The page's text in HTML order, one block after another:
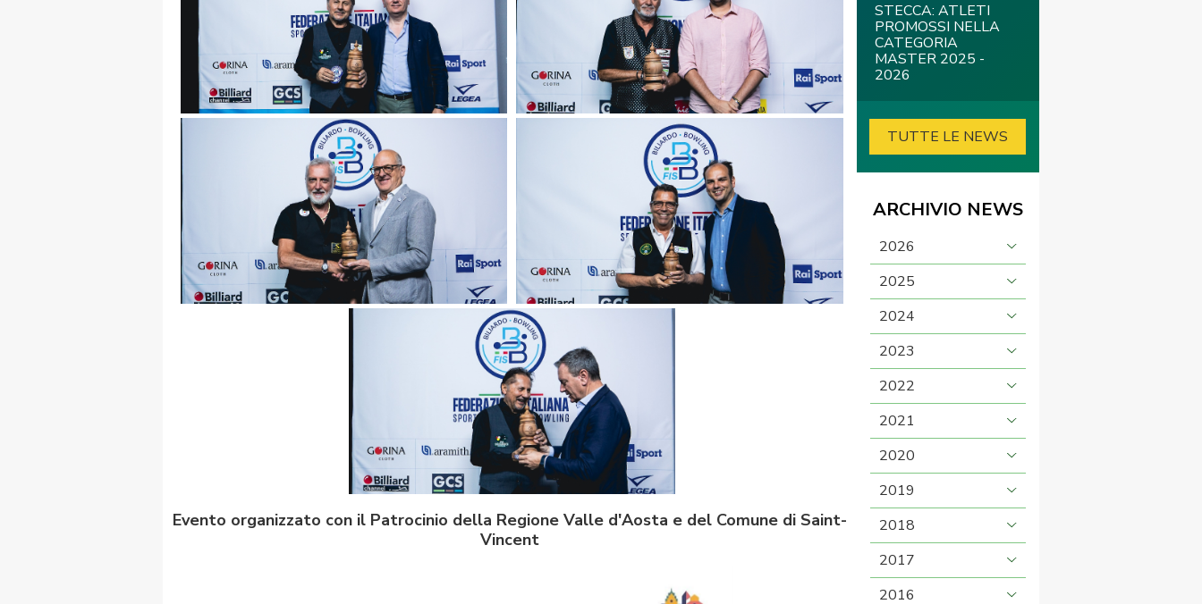
Evento organizzato con il Patrocinio della Regione Valle d'Aosta e del Comune di Saint-
Vincent
STECCA: ATLETI
PROMOSSI NELLA
CATEGORIA
MASTER 2025 -
2026
TUTTE LE NEWS
ARCHIVIO NEWS
2026
2025
2024
2023
2022
2021
2020
2019
2018
2017
2016